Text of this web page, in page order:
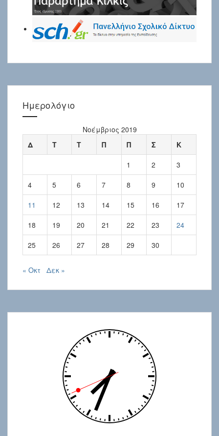
Ημερολόγιο
Νοέμβριος 2019
Δ
Τ Τ Π Π Σ Κ
1 2 3
4 5 6 7 8 9 10
11 12 13 14 15 16 17
18 19 20 21 22 23 24
25 26 27 28 29 30
« Οκτ Δεκ »